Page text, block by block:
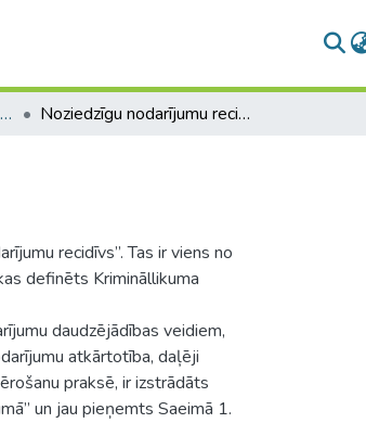
Bakalaura un maģistra darbi (JF) / Bachelor's and Master's theses Noziedzīgu nodarījumu recidīvs
recidīvs”. Tas ir viens no
definēts Krimināllikuma
daudzējādības veidiem,
atkārtotība, daļēji
praksē, ir izstrādāts
un jau pieņemts Saeimā 1.